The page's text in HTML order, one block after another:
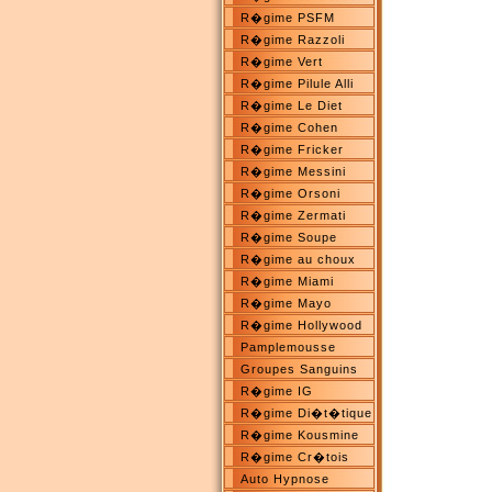
R�gime PSFM
R�gime Razzoli
R�gime Vert
R�gime Pilule Alli
R�gime Le Diet
R�gime Cohen
R�gime Fricker
R�gime Messini
R�gime Orsoni
R�gime Zermati
R�gime Soupe
R�gime au choux
R�gime Miami
R�gime Mayo
R�gime Hollywood
Pamplemousse
Groupes Sanguins
R�gime IG
R�gime Di�t�tique
R�gime Kousmine
R�gime Cr�tois
Auto Hypnose